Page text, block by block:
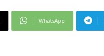
WhatsApp